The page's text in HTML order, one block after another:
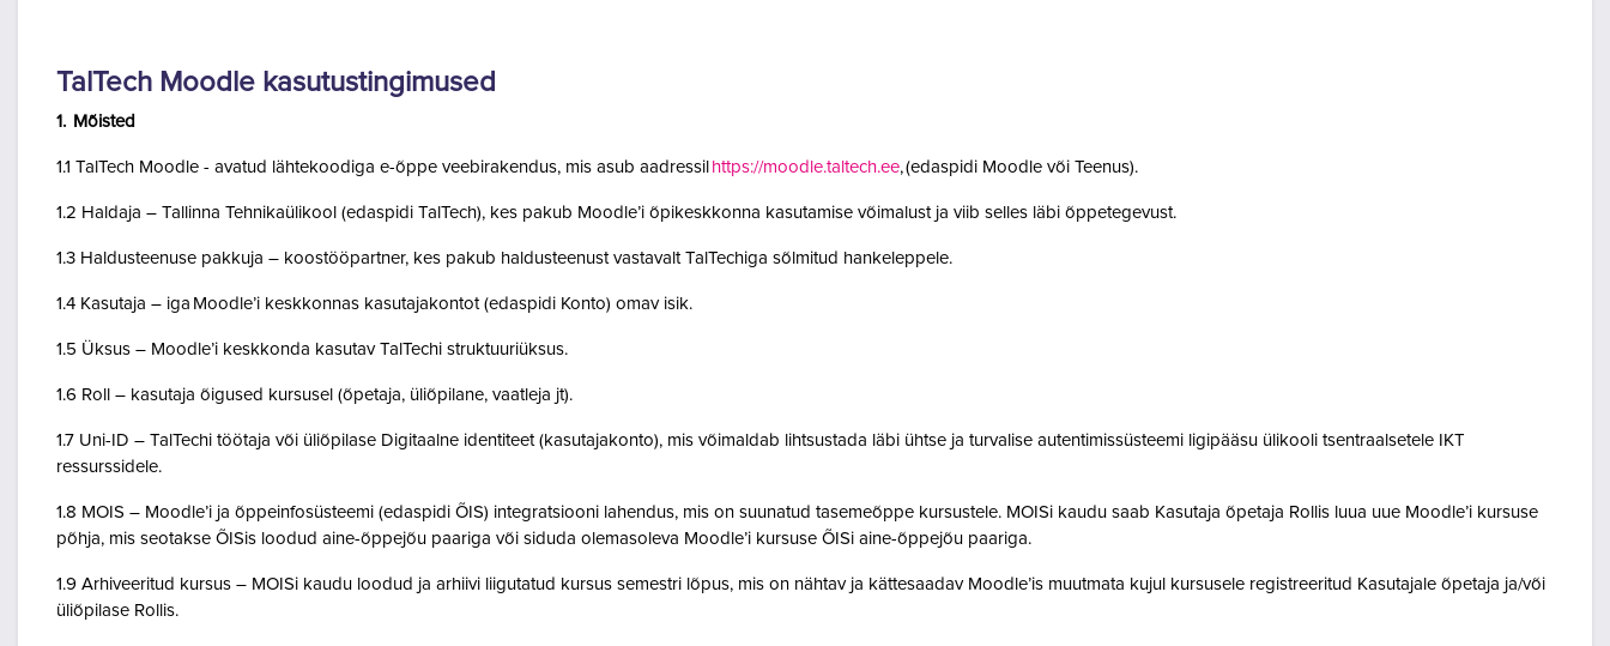
TalTech Moodle kasutustingimused
1. Mõisted
1.1 TalTech Moodle - avatud lähtekoodiga e-õppe veebirakendus, mis asub aadressil https://moodle.taltech.ee, (edaspidi Moodle või Teenus).
1.2 Haldaja – Tallinna Tehnikaülikool (edaspidi TalTech), kes pakub Moodle’i õpikeskkonna kasutamise võimalust ja viib selles läbi õppetegevust.
1.3 Haldusteenuse pakkuja – koostööpartner, kes pakub haldusteenust vastavalt TalTechiga sõlmitud hankeleppele.
1.4 Kasutaja – iga Moodle’i keskkonnas kasutajakontot (edaspidi Konto) omav isik.
1.5 Üksus – Moodle’i keskkonda kasutav TalTechi struktuuriüksus.
1.6 Roll – kasutaja õigused kursusel (õpetaja, üliõpilane, vaatleja jt).
1.7 Uni-ID – TalTechi töötaja või üliõpilase Digitaalne identiteet (kasutajakonto), mis võimaldab lihtsustada läbi ühtse ja turvalise autentimissüsteemi ligipääsu ülikooli tsentraalsetele IKT
ressurssidele.
1.8 MOIS – Moodle’i ja õppeinfosüsteemi (edaspidi ÕIS) integratsiooni lahendus, mis on suunatud tasemeõppe kursustele. MOISi kaudu saab Kasutaja õpetaja Rollis luua uue Moodle’i kursuse
põhja, mis seotakse ÕISis loodud aine-õppejõu paariga või siduda olemasoleva Moodle’i kursuse ÕISi aine-õppejõu paariga.
1.9 Arhiveeritud kursus – MOISi kaudu loodud ja arhiivi liigutatud kursus semestri lõpus, mis on nähtav ja kättesaadav Moodle’is muutmata kujul kursusele registreeritud Kasutajale õpetaja ja/või
üliõpilase Rollis.